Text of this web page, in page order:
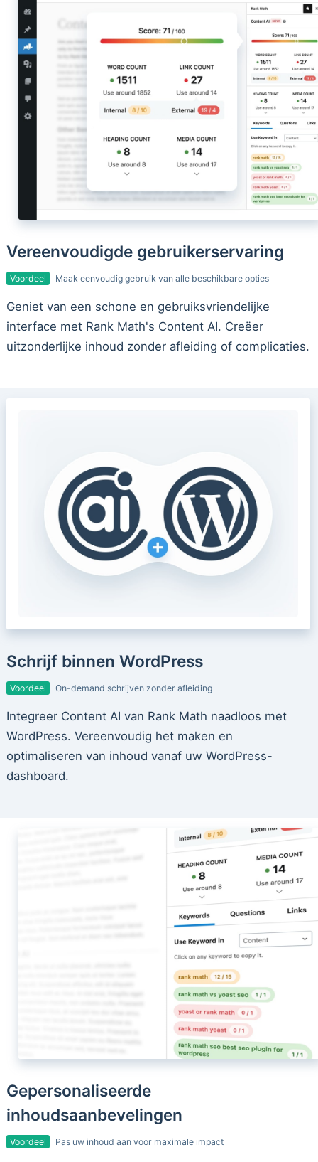
Vereenvoudigde gebruikerservaring
Voordeel Maak eenvoudig gebruik van alle beschikbare opties
Geniet van een schone en gebruiksvriendelijke
interface met Rank Math's Content AI. Creëer
uitzonderlijke inhoud zonder afleiding of complicaties.
Schrijf binnen WordPress
Voordeel On-demand schrijven zonder afleiding
Integreer Content AI van Rank Math naadloos met
WordPress. Vereenvoudig het maken en
optimaliseren van inhoud vanaf uw WordPress-
dashboard.
Gepersonaliseerde
inhoudsaanbevelingen
Voordeel Pas uw inhoud aan voor maximale impact